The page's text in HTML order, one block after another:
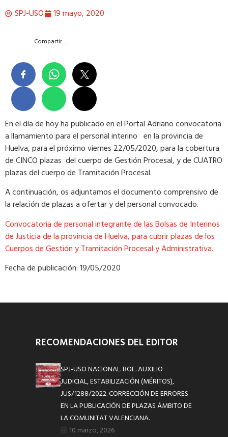
SPJ-USO 19 mayo, 2020
Compartir….
En el día de hoy ha publicado en el Portal Adriano convocatoria
a llamamiento para el personal interino en la provincia de
Huelva, para el próximo viernes 22/05/2020, para la cobertura
de CINCO plazas del cuerpo de Gestión Procesal, y de CUATRO
plazas del cuerpo de Tramitación Procesal.
A continuación, os adjuntamos el documento comprensivo de
la relación de plazas a ofertar y del personal convocado.
Convocatoria de personal integrante de las Bolsas de Interinos
de Justicia de la provincia de Huelva, para cubrir plazas de los
Cuerpos de Gestión y Tramitación Procesal y Administrativa.
Fecha de publicación: 19/05/2020
RECOMENDACIONES DEL EDITOR
SPJ-USO NACIONAL. BOE. AUXILIO
JUDICIAL, ESTABILIZACIÓN (MÉRITOS),
JUS/1288/2022. CORRECCIÓN DE ERRORES
EN LA PUBLICACIÓN DE PLAZAS ÁMBITO DE
LA COMUNITAT VALENCIANA.
10 marzo, 2026